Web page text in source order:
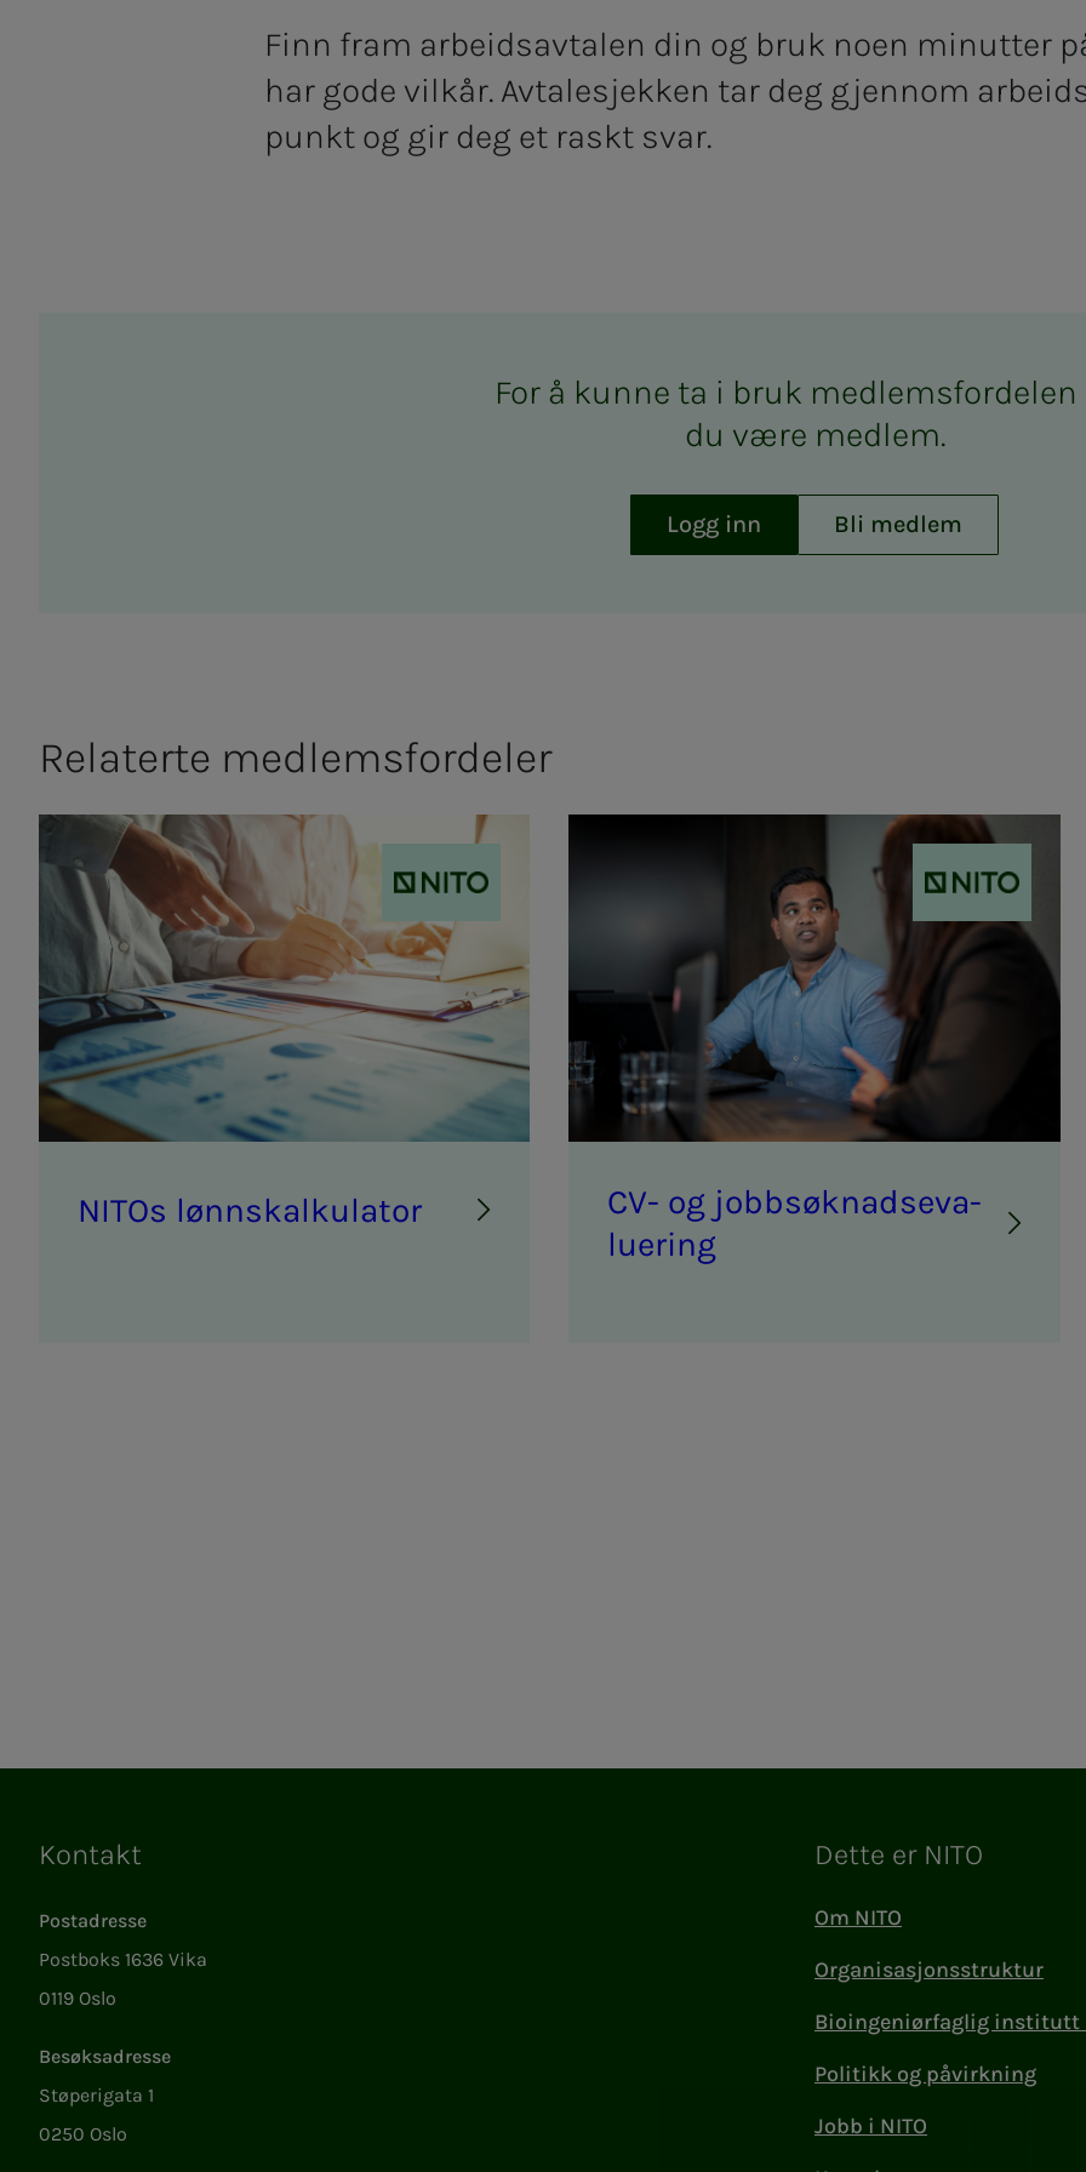
Finn fram arbeidsavtalen din og bruk noen minutter
har gode vilkår. Avtalesjekken tar deg gjennom
punkt og gir deg et raskt svar.
For å kun­­­ne ta i bruk
du være med­­­­­lem.
Logg inn Bli medlem
Relaterte medlemsfordeler
NITO
NITOs lønn­­­skalk­­­u­la­tor
NITO
CV- og job­b­­­søk­­­nads­­­e­va­
lu­e­ring
Kontakt
Postadresse
Postboks 1636 Vika
0119 Oslo
Besøksadresse
Støperigata 1
0250 Oslo
Dette er NITO
Om NITO
Organisasjonsstruktur
Bioingeniørfaglig institutt
Politikk og påvirkning
Jobb i NITO